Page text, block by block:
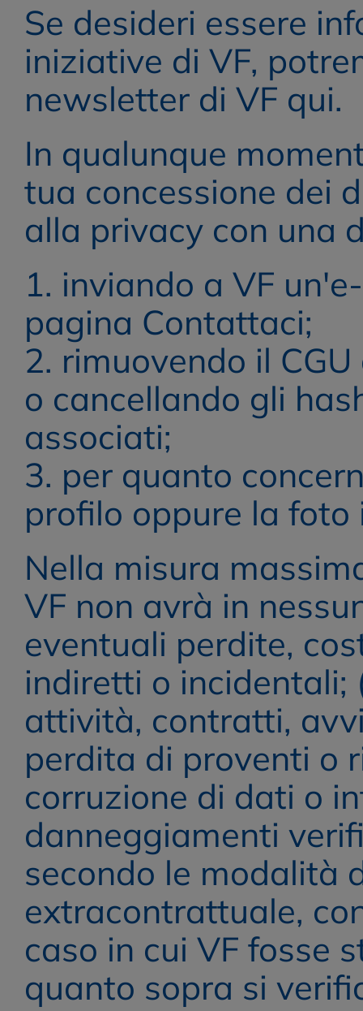
Se desideri essere
iniziative di VF,
newsletter di VF qui.
In qualunque
tua concessione dei
alla privacy con una
1. inviando a VF
pagina Contattaci;
2. rimuovendo il
o cancellando gli
associati;
3. per quanto
profilo oppure la foto
Nella misura
VF non avrà in
eventuali perdite,
indiretti o
attività, contratti,
perdita di proventi o
corruzione di dati o
danneggiamenti
secondo le modalità
extracontrattuale,
caso in cui VF fosse
quanto sopra si